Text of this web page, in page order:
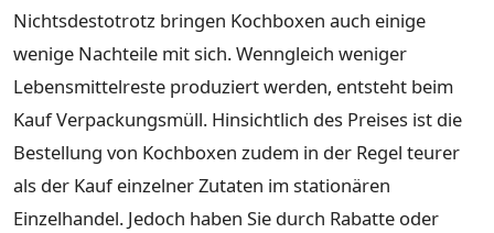
Nichtsdestotrotz bringen Kochboxen auch einige
wenige Nachteile mit sich. Wenngleich weniger
Lebensmittelreste produziert werden, entsteht beim
Kauf Verpackungsmüll. Hinsichtlich des Preises ist die
Bestellung von Kochboxen zudem in der Regel teurer
als der Kauf einzelner Zutaten im stationären
Einzelhandel. Jedoch haben Sie durch Rabatte oder